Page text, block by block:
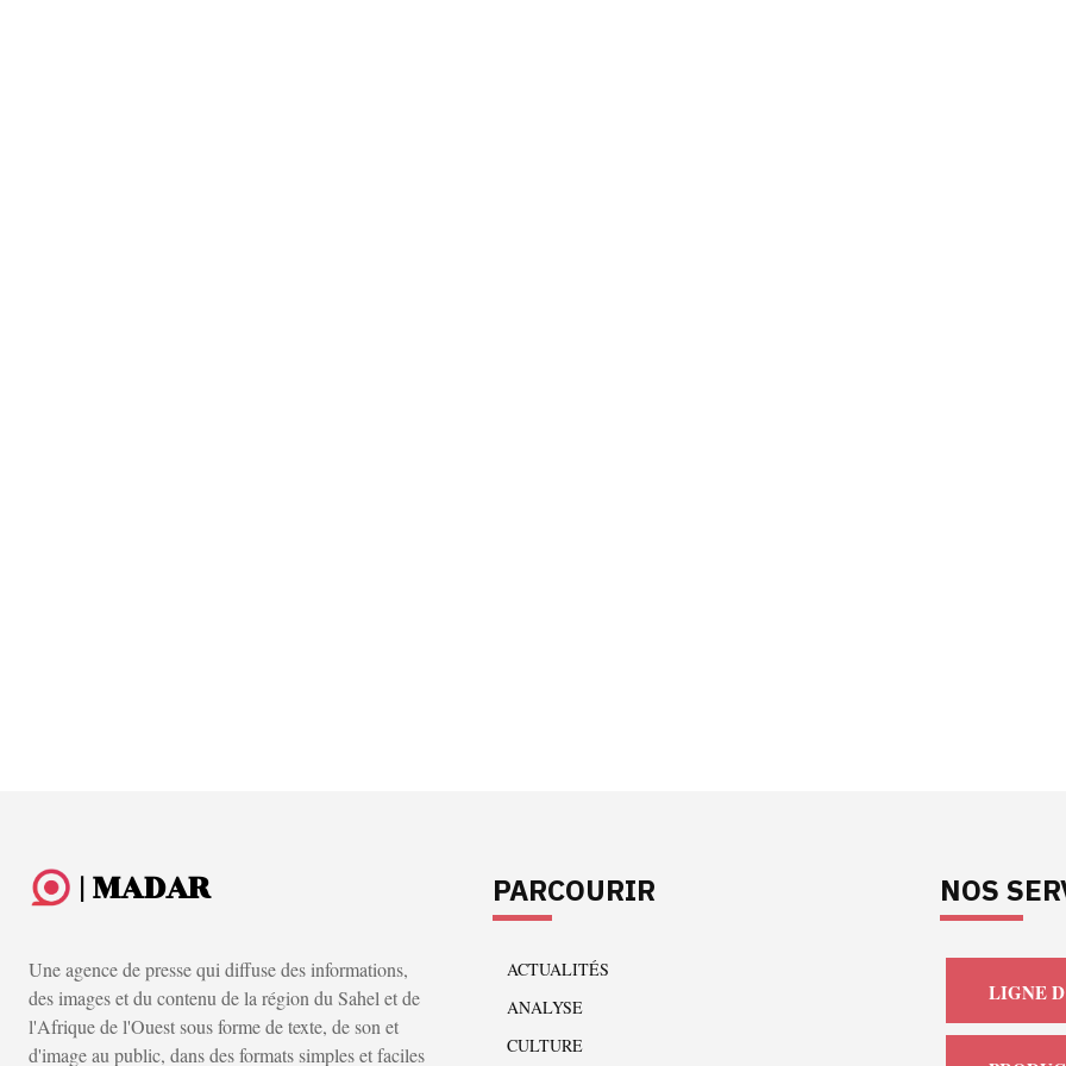
| MADAR
Une agence de presse qui diffuse des informations,
des images et du contenu de la région du Sahel et de
l'Afrique de l'Ouest sous forme de texte, de son et
d'image au public, dans des formats simples et faciles
PARCOURIR
ACTUALITÉS
ANALYSE
CULTURE
NOS
LIGNE